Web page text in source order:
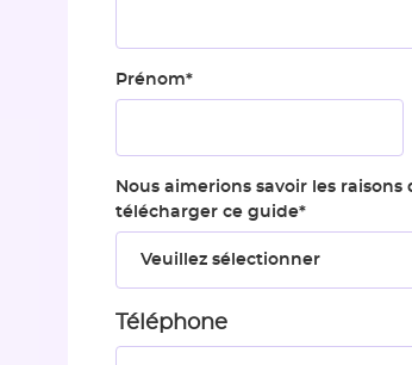
Prénom*
Nous aimerions savoir les
télécharger ce guide*
Téléphone